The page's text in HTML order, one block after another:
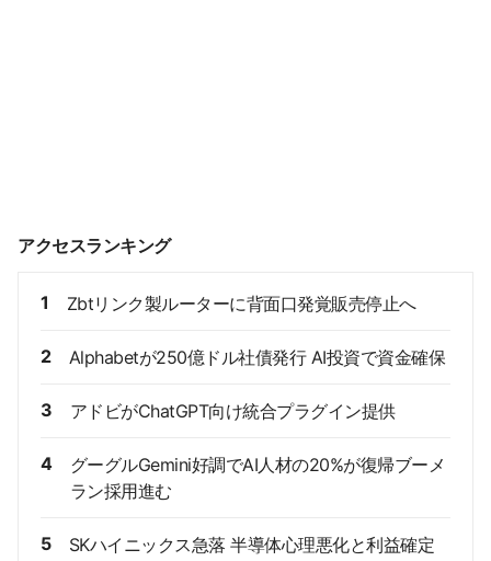
アクセスランキング
1 Zbtリンク製ルーターに背面口発覚販売停止へ
2 Alphabetが250億ドル社債発行 AI投資で資金確保
3 アドビがChatGPT向け統合プラグイン提供
4
グーグルGemini好調でAI人材の20%が復帰ブーメ
ラン採用進む
5 SKハイニックス急落 半導体心理悪化と利益確定